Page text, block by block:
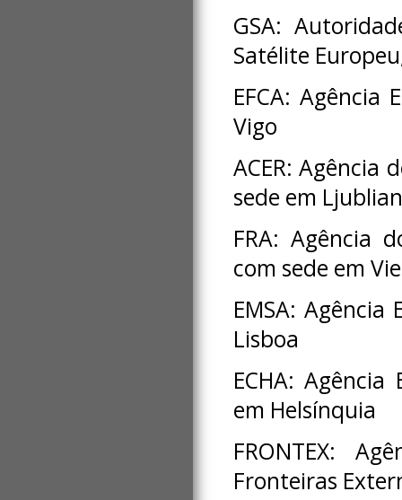
GSA:
Satélite
EFCA: Agência
Vigo
ACER: Agência
sede em
FRA: Agência
com sede em
EMSA:
Lisboa
ECHA:
em Helsínquia
FRONTEX:
Fronteiras